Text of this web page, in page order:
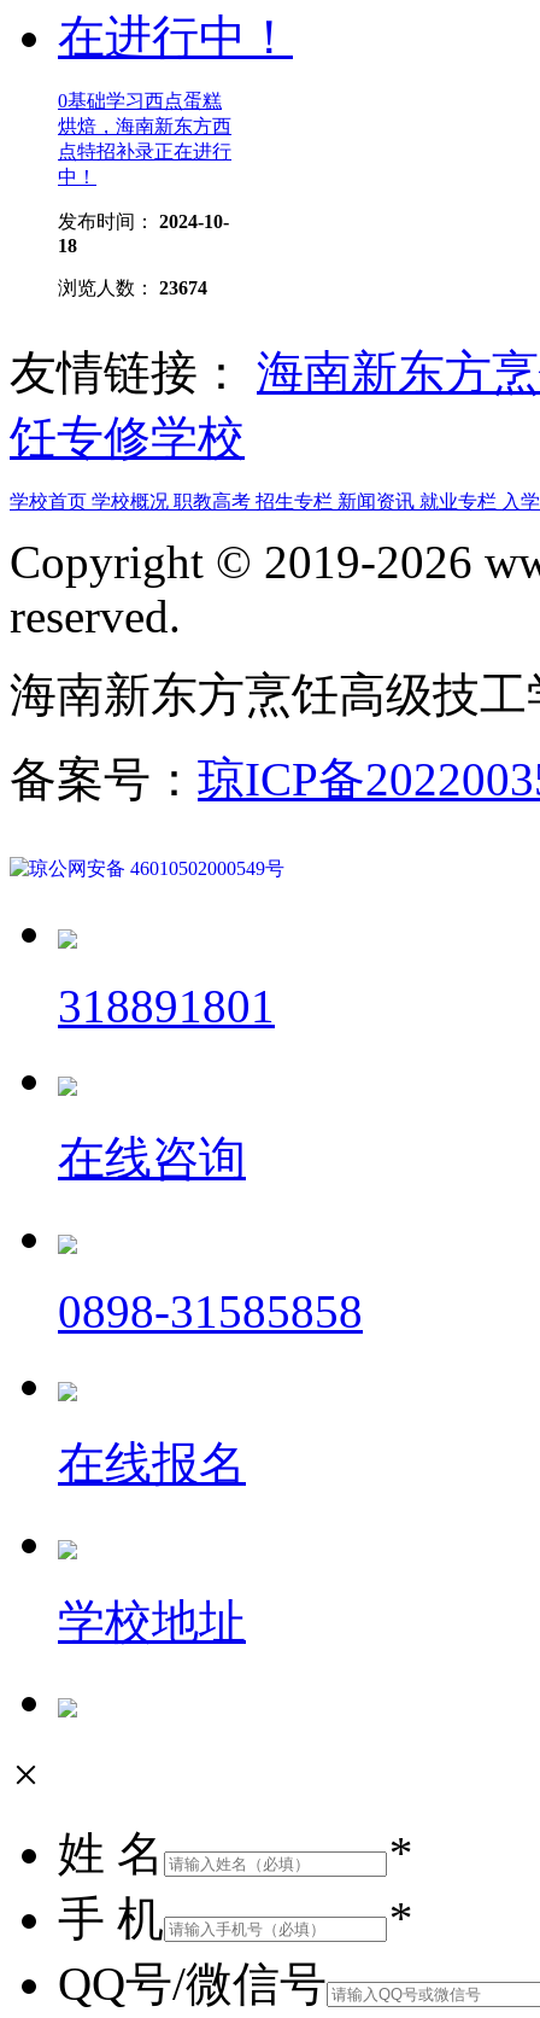
0基础学习西点蛋糕
烘焙，海南新东方西
点特招补录正在进行
中！
发布时间： 2024-10-
18
浏览人数： 23674
友情链接：
海南新东方
饪专修学校
学校首页 学校概况 职教高考 招生专栏 新闻资讯 就业专栏 入
Copyright © 2019-2026
reserved.
海南新东方烹饪高级技
备案号： 琼ICP备
琼公网安备 46010502000549号
318891801
在线咨询
0898-31585858
在线报名
学校地址
×
姓 名
*
手 机
*
QQ号/微信号